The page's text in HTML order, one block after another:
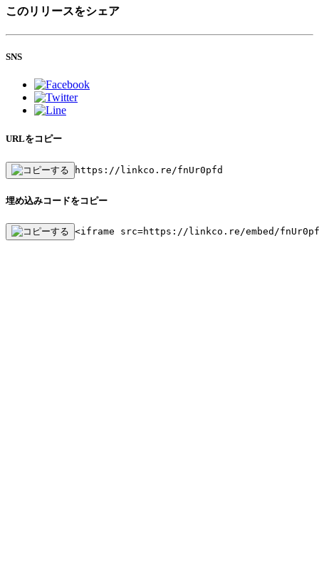
このリリースをシェア
SNS
URLをコピー
https://linkco.re/fnUr0pfd
埋め込みコードをコピー
<iframe src=https://linkco.re/embed/